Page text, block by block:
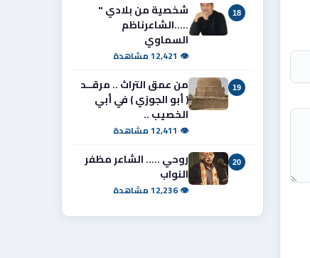
18
شخصية من بلادي "
.....الشاعرناظم
السماوي
👁 12,421 مشاهدة
19
من عمق التراث .. مرقــد
( أبو الجوزي ) في أبي
الخصيب ..
👁 12,411 مشاهدة
20
روحي ..... الشاعر مظفر
النواب
👁 12,236 مشاهدة